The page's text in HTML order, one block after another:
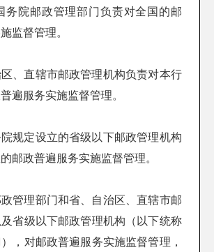
务院邮政管理部门负责对全国的邮
监督管理。
、直辖市邮政管理机构负责对本行
遍服务实施监督管理。
规定设立的省级以下邮政管理机构
邮政普遍服务实施监督管理。
管理部门和省、自治区、直辖市邮
省级以下邮政管理机构（以下统称
，对邮政普遍服务实施监督管理，